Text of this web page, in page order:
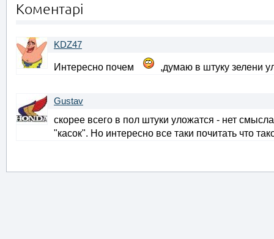
Коментарі
KDZ47
Интересно почем ,думаю в штуку зелени
Gustav
скорее всего в пол штуки уложатся - нет
"касок". Но интересно все таки почитать что